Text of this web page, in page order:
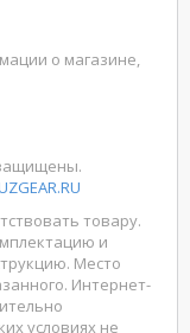
о магазине,
товару.
и
Место
Интернет-
условиях не